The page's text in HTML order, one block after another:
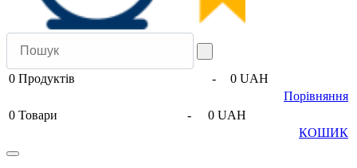
0 Продуктів -
0 UAH
Порівняння
0 Товари -
0 UAH
КОШИК